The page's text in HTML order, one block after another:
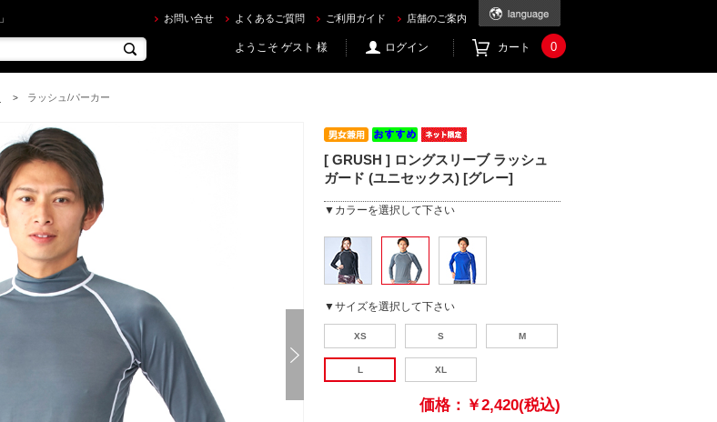
シュガード (ユニセックス) [グレー] を買うならec.mic21.com
お問い合せ よくあるご質問 ご利用ガイド 店舗のご案内
ようこそ ゲスト 様 ログイン カート 0
> ラッシュ/パーカー
[ GRUSH ] ロングスリーブ ラッシュ
ガード (ユニセックス) [グレー]
▼カラーを選択して下さい
▼サイズを選択して下さい
XS S M
L XL
価格： ￥2,420(税込)